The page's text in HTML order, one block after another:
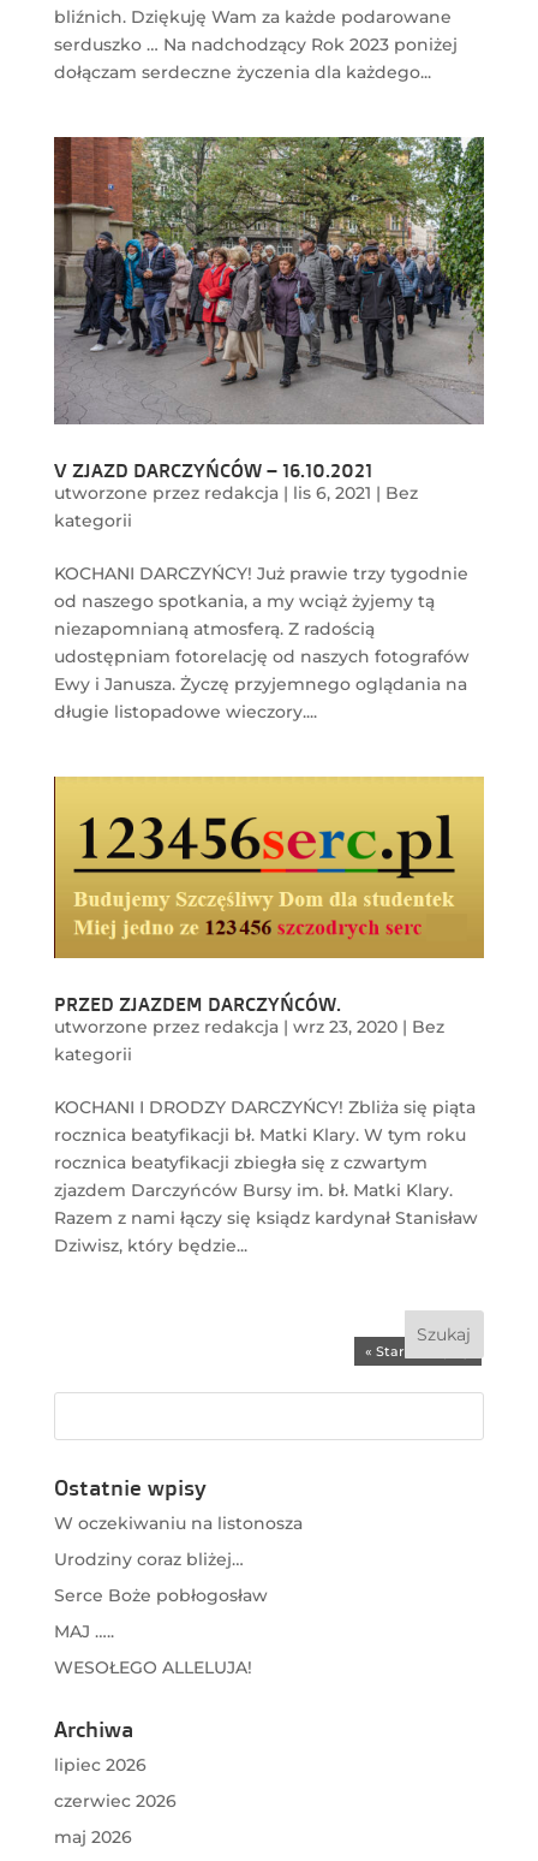
bliźnich. Dziękuję Wam za każde podarowane
serduszko … Na nadchodzący Rok 2023 poniżej
dołączam serdeczne życzenia dla każdego...
V ZJAZD DARCZYŃCÓW – 16.10.2021
utworzone przez redakcja| lis 6, 2021 | Bez
kategorii
KOCHANI DARCZYŃCY! Już prawie trzy tygodnie
od naszego spotkania, a my wciąż żyjemy tą
niezapomnianą atmosferą. Z radością
udostępniam fotorelację od naszych fotografów
Ewy i Janusza. Życzę przyjemnego oglądania na
długie listopadowe wieczory....
PRZED ZJAZDEM DARCZYŃCÓW.
utworzone przez redakcja| wrz 23, 2020| Bez
kategorii
KOCHANI I DRODZY DARCZYŃCY! Zbliża się piąta
rocznica beatyfikacji bł. Matki Klary. W tym roku
rocznica beatyfikacji zbiegła się z czwartym
zjazdem Darczyńców Bursy im. bł. Matki Klary.
Razem z nami łączy się ksiądz kardynał Stanisław
Dziwisz, który będzie...
« Starsze wpisy
Ostatnie wpisy
W oczekiwaniu na listonosza
Urodziny coraz bliżej…
Serce Boże pobłogosław
MAJ …..
WESOŁEGO ALLELUJA!
Archiwa
lipiec 2026
czerwiec 2026
maj 2026